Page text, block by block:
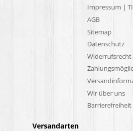
Impressum |
AGB
Sitemap
Datenschutz
Widerrufsrecht
Wir über uns
Barrierefreiheit
Versandarten